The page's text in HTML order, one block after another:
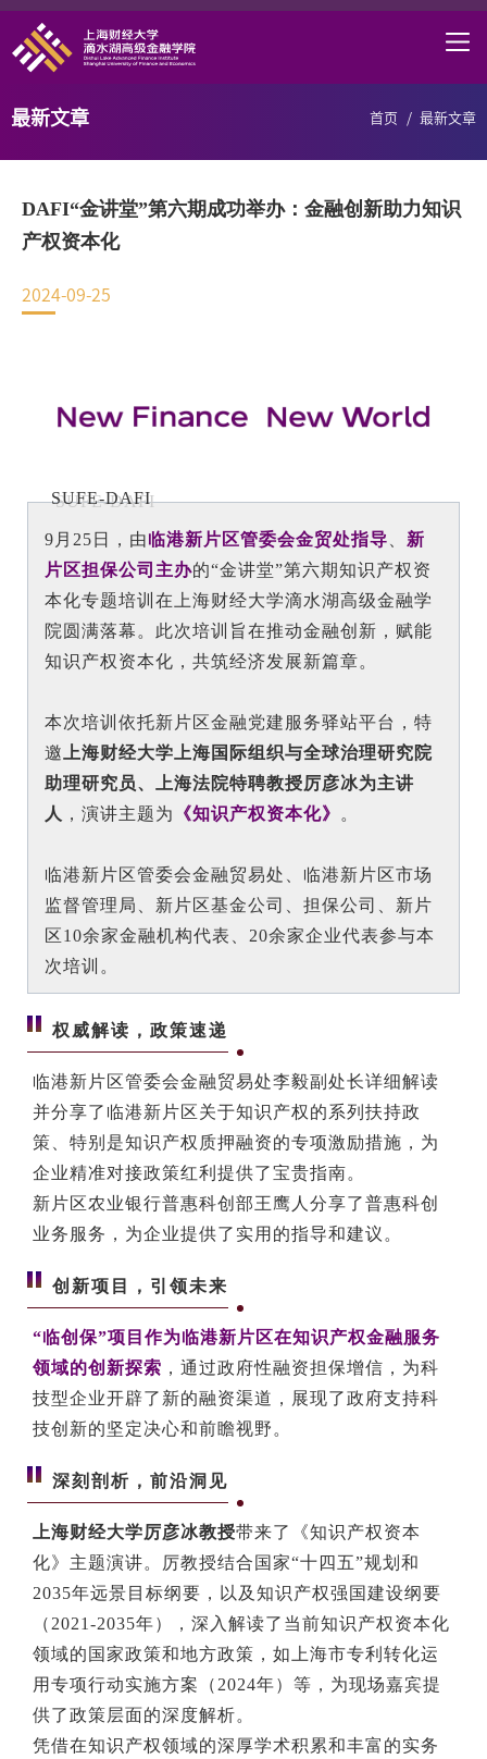
首页
学术研究
信息服务
地址：上海市浦东新区海基六路99号创新魔坊三期2号楼
邮编：201306
总机：021-38221153
邮箱：dafi@sufe.edu.cn
首页 / 最新文章
最新文章
DAFI“金讲堂”第六期成功举办：金融创新助力知识
产权资本化
2024-09-25
SUFE-DAFI
9月25日，由临港新片区管委会金贸处指导
新
片区担保公司主办的“金讲堂”第六期知识产权资
本化专题培训在上海财经大学滴水湖高级金融学
院圆满落幕。此次培训旨在推动金融创新，赋能
知识产权资本化，共筑经济发展新篇章。
本次培训依托新片区金融党建服务驿站平台，特
邀
上海财经大学上海国际组织与全球治理研究院
助理研究员、上海法院特聘教授厉彦冰为主讲
人 ，演讲主题为 《知识产权资本化》 。
临港新片区管委会金融贸易处、临港新片区市场
监督管理局、新片区基金公司、担保公司、新片
区10余家金融机构代表、20余家企业代表参与本
次培训。
权威解读，政策速递
临港新片区管委会金融贸易处李毅副处长详细解读
并分享了临港新片区关于知识产权的系列扶持政
策、特别是知识产权质押融资的专项激励措施，为
企业精准对接政策红利提供了宝贵指南。
新片区农业银行普惠科创部王鹰人分享了普惠科创
业务服务，为企业提供了实用的指导和建议 。
创新项目，引领未来
“临创保”项目作为临港新片区在知识产权金融服务
领域的创新探索 ，通过政府性融资担保增信，为科
技型企业开辟了新的融资渠道，展现了政府支持科
技创新的坚定决心和前瞻视野。
深刻剖析，前沿洞见
上海财经大学厉彦冰教授带来了《知识产权资本
化》主题演讲。厉教授结合国家“十四五”规划和
2035年远景目标纲要，以及知识产权强国建设纲要
（2021-2035年），深入解读了当前知识产权资本化
领域的国家政策和地方政策，如上海市专利转化运
用专项行动实施方案（2024年）等，为现场嘉宾提
供了政策层面的深度解析。
凭借在知识产权领域的深厚学术积累和丰富的实务